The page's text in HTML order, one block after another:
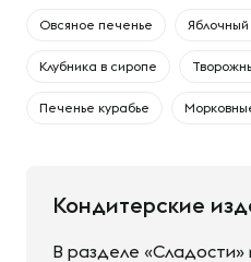
Овсяное печенье
Клубника в сиропе
Печенье курабье
Кондитерские
В разделе